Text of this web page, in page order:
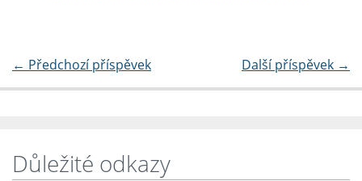
← Předchozí příspěvek Další příspěvek →
Důležité odkazy